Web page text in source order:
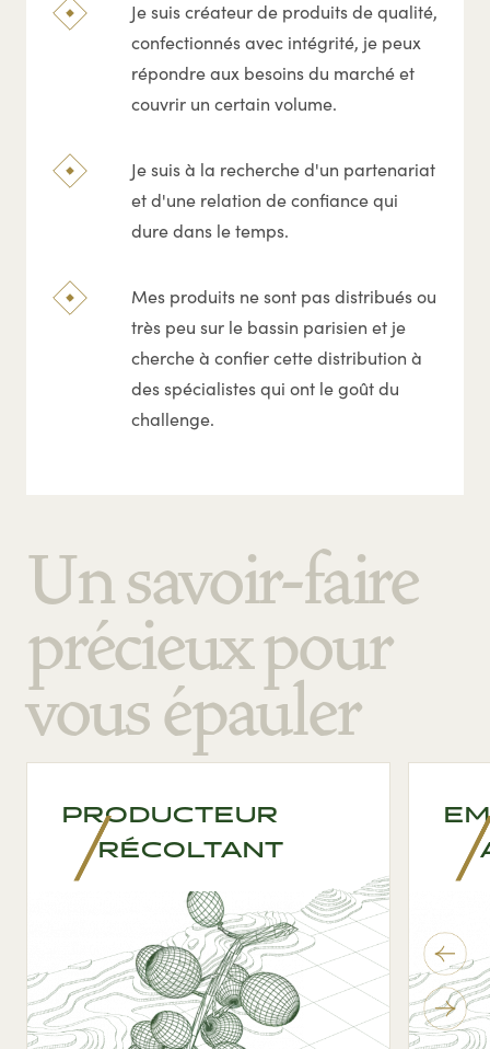
Je suis créateur de produits de qualité,
confectionnés avec intégrité, je peux
répondre aux besoins du marché et
couvrir un certain volume.
Je suis à la recherche d'un partenariat
et d'une relation de confiance qui
dure dans le temps.
Mes produits ne sont pas distribués ou
très peu sur le bassin parisien et je
cherche à confier cette distribution à
des spécialistes qui ont le goût du
challenge.
Un savoir-faire
précieux pour
vous épauler
PRODUCTEUR
RÉCOLTANT